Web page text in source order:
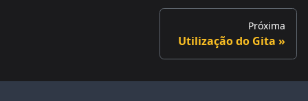
Próxima
Utilização do Gita